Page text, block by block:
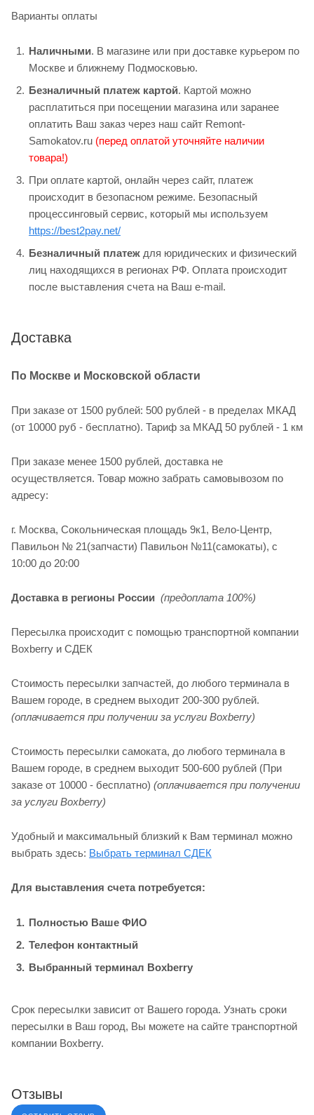
Варианты оплаты
Наличными. В магазине или при доставке курьером по
Москве и ближнему Подмосковью.
Безналичный платеж картой. Картой можно
расплатиться при посещении магазина или заранее
оплатить Ваш заказ через наш сайт Remont-
Samokatov.ru (перед оплатой уточняйте наличии
товара!)
При оплате картой, онлайн через сайт, платеж
происходит в безопасном режиме. Безопасный
процессинговый сервис, который мы используем
https://best2pay.net/
Безналичный платеж для юридических и физический
лиц находящихся в регионах РФ. Оплата происходит
после выставления счета на Ваш e-mail.
Доставка
По Москве и Московской области
При заказе от 1500 рублей: 500 рублей - в пределах МКАД
(от 10000 руб - бесплатно). Тариф за МКАД 50 рублей - 1 км
При заказе менее 1500 рублей, доставка не
осуществляется. Товар можно забрать самовывозом по
адресу:
г. Москва, Сокольническая площадь 9к1, Вело-Центр,
Павильон № 21(запчасти) Павильон №11(cамокаты), с
10:00 до 20:00
Доставка в регионы России (предоплата 100%)
Пересылка происходит с помощью транспортной компании
Boxberry и СДЕК
Стоимость пересылки запчастей, до любого терминала в
Вашем городе, в среднем выходит 200-300 рублей.
(оплачивается при получении за услуги Boxberry)
Стоимость пересылки самоката, до любого терминала в
Вашем городе, в среднем выходит 500-600 рублей (При
заказе от 10000 - бесплатно) (оплачивается при получении
за услуги Boxberry)
Удобный и максимальный близкий к Вам терминал можно
выбрать здесь: Выбрать терминал СДЕК
Для выставления счета потребуется:
Полностью Ваше ФИО
Телефон контактный
Выбранный терминал Boxberry
Срок пересылки зависит от Вашего города. Узнать сроки
пересылки в Ваш город, Вы можете на сайте транспортной
компании Boxberry.
Отзывы